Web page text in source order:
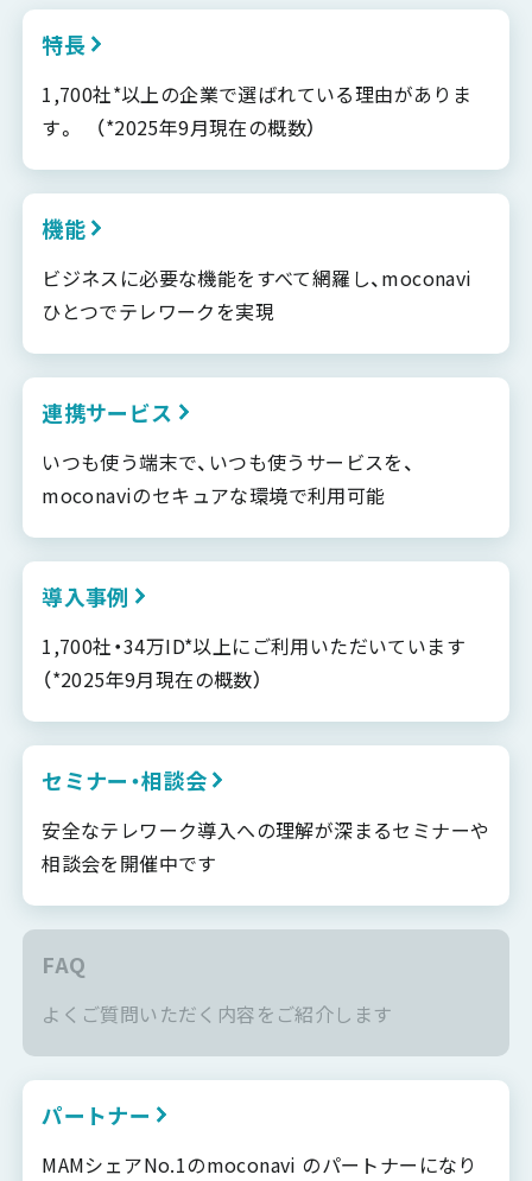
特長
1,700社*以上の企業で選ばれている理由がありま
す。 （*2025年9月現在の概数）
機能
ビジネスに必要な機能をすべて網羅し、moconavi
ひとつでテレワークを実現
連携サービス
いつも使う端末で、いつも使うサービスを、
moconaviのセキュアな環境で利用可能
導入事例
1,700社・34万ID*以上にご利用いただいています
（*2025年9月現在の概数）
セミナー・相談会
安全なテレワーク導入への理解が深まるセミナーや
相談会を開催中です
FAQ
よくご質問いただく内容をご紹介します
パートナー
MAMシェアNo.1のmoconavi のパートナーになり